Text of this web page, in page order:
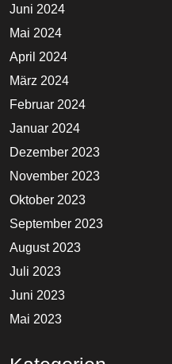
Juni 2024
Mai 2024
April 2024
März 2024
Februar 2024
Januar 2024
Dezember 2023
November 2023
Oktober 2023
September 2023
August 2023
Juli 2023
Juni 2023
Mai 2023